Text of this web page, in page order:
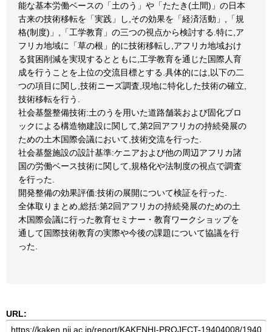
能な基本労働ベースの「土のう」や「たたき(土間)」の日本
古来の技術移転を「実践」し,その効果を「経済活動」,「規
格(制度)」,「工学教育」の三つの視点から検討する.特に,ア
フリカ地域に「草の根」的に技術移転し,アフリカ地域おけ
る貧困削減を実現するとともに,工学教育を通じた国際人育
成を行うことを上位の交流目標とする.具体的には,以下の二
つの項目に関し,技術ニーズ調査,現地に特化した技術の確立,
技術移転を行う.
社会基盤整備技術:土のうを用いた道路舗装および固化ブロ
ックによる構造物建設に関して,第2回アフリカの持続発展の
ための土木国際会議において,技術交流を行った.
社会基盤施設の設計基準:ケニアおよび他の周辺アフリカ諸
国の労働ベース技術に関して,規格化や法制度の視点で調査
を行った.
開発整備の効果評価:技術の展開について検証を行った.
全体取りまとめ,総括:第2回アフリカの持続発展のための土
木国際会議に行った教育セミナー・教育ワークショップを
通して国際技術教育の実際や今後の課題について協議を行
った.
URL: